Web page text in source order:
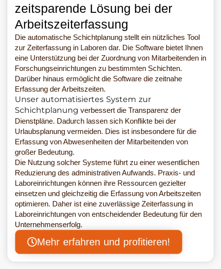
zeitsparende Lösung bei der
Arbeitszeiterfassung
Die automatische Schichtplanung stellt ein nützliches Tool
zur Zeiterfassung in Laboren dar. Die Software bietet Ihnen
eine Unterstützung bei der Zuordnung von Mitarbeitenden in
Forschungseinrichtungen zu bestimmten Schichten.
Darüber hinaus ermöglicht die Software die zeitnahe
Erfassung der Arbeitszeiten.
Unser automatisiertes System zur
Schichtplanung verbessert die Transparenz der
Dienstpläne. Dadurch lassen sich Konflikte bei der
Urlaubsplanung vermeiden. Dies ist insbesondere für die
Erfassung von Abwesenheiten der Mitarbeitenden von
großer Bedeutung.
Die Nutzung solcher Systeme führt zu einer wesentlichen
Reduzierung des administrativen Aufwands. Praxis- und
Laboreinrichtungen können ihre Ressourcen gezielter
einsetzen und gleichzeitig die Erfassung von Arbeitszeiten
optimieren. Daher ist eine zuverlässige Zeiterfassung in
Laboreinrichtungen von entscheidender Bedeutung für den
Unternehmenserfolg.
Mehr erfahren und profitieren!